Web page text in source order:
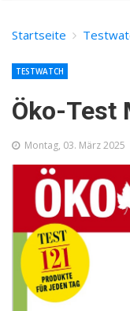
Startseite
Öko-Test
TESTWATCH
Montag, 03. März 2025